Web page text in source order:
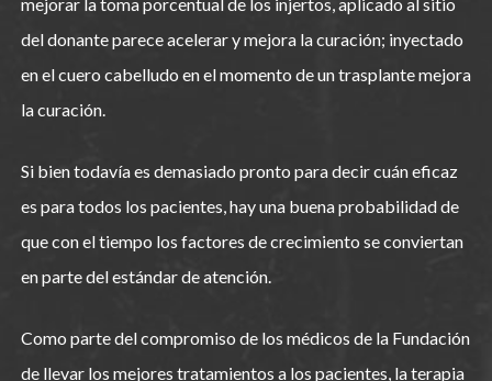
del donante parece acelerar y mejora la curación; inyectado
en el cuero cabelludo en el momento de un trasplante mejora
la curación.
Si bien todavía es demasiado pronto para decir cuán eficaz
es para todos los pacientes, hay una buena probabilidad de
que con el tiempo los factores de crecimiento se conviertan
en parte del estándar de atención.
Como parte del compromiso de los médicos de la Fundación
de llevar los mejores tratamientos a los pacientes, la terapia